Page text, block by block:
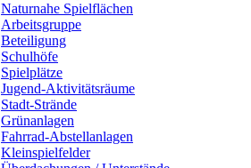
Naturnahe Spielflächen
Arbeitsgruppe
Beteiligung
Schulhöfe
Spielplätze
Jugend-Aktivitätsräume
Stadt-Strände
Grünanlagen
Fahrrad-Abstellanlagen
Kleinspielfelder